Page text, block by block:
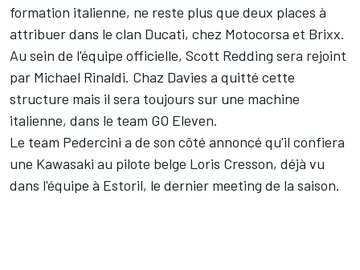
formation italienne, ne reste plus que deux places à
attribuer dans le clan Ducati, chez Motocorsa et Brixx.
Au sein de l'équipe officielle, Scott Redding sera rejoint
par Michael Rinaldi. Chaz Davies a quitté cette
structure mais il sera toujours sur une machine
italienne, dans le team GO Eleven.
Le team Pedercini a de son côté annoncé qu'il confiera
une Kawasaki au pilote belge Loris Cresson, déjà vu
dans l'équipe à Estoril, le dernier meeting de la saison.